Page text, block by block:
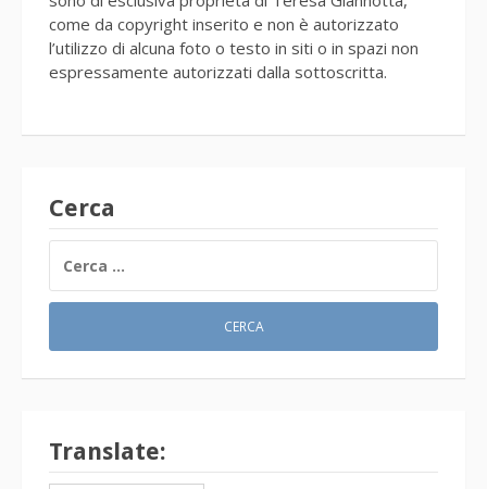
come da copyright inserito e non è autorizzato
l’utilizzo di alcuna foto o testo in siti o in spazi non
espressamente autorizzati dalla sottoscritta.
Cerca
PER:
Translate: